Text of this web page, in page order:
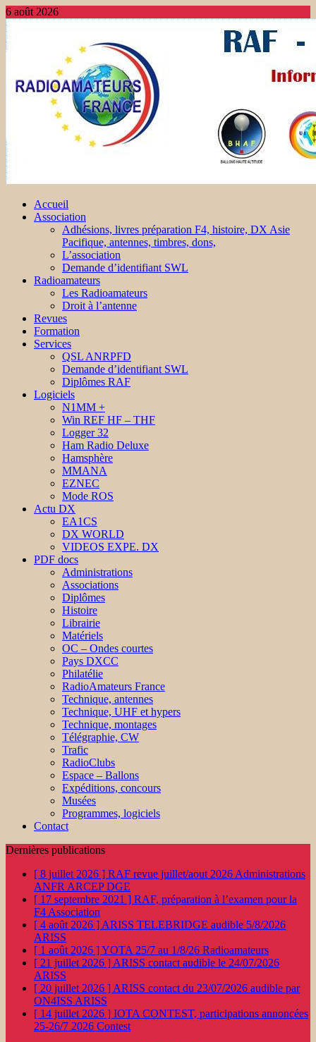
6 août 2026
Accueil
Association
Adhésions, livres préparation F4, histoire, DX Asie
Pacifique, antennes, timbres, dons,
L’association
Demande d’identifiant SWL
Radioamateurs
Les Radioamateurs
Droit à l’antenne
Revues
Formation
Services
QSL ANRPFD
Demande d’identifiant SWL
Diplômes RAF
Logiciels
N1MM +
Win REF HF – THF
Logger 32
Ham Radio Deluxe
Hamsphère
MMANA
EZNEC
Mode ROS
Actu DX
EA1CS
DX WORLD
VIDEOS EXPE. DX
PDF docs
Administrations
Associations
Diplômes
Histoire
Librairie
Matériels
OC – Ondes courtes
Pays DXCC
Philatélie
RadioAmateurs France
Technique, antennes
Technique, UHF et hypers
Technique, montages
Télégraphie, CW
Trafic
RadioClubs
Espace – Ballons
Expéditions, concours
Musées
Programmes, logiciels
Contact
Dernières publications
[ 8 juillet 2026 ] RAF revue juillet/aout 2026 Administrations
ANFR ARCEP DGE
[ 17 septembre 2021 ] RAF, préparation à l’examen pour la
F4 Association
[ 4 août 2026 ] ARISS TELEBRIDGE audible 5/8/2026
ARISS
[ 1 août 2026 ]YOTA 25/7 au 1/8/26 Radioamateurs
[ 21 juillet 2026 ] ARISS contact audible le 24/07/2026
ARISS
[ 20 juillet 2026 ] ARISS contact du 23/07/2026 audible par
ON4ISS ARISS
[ 14 juillet 2026 ] IOTA CONTEST, participations annoncées
25-26/7 2026 Contest